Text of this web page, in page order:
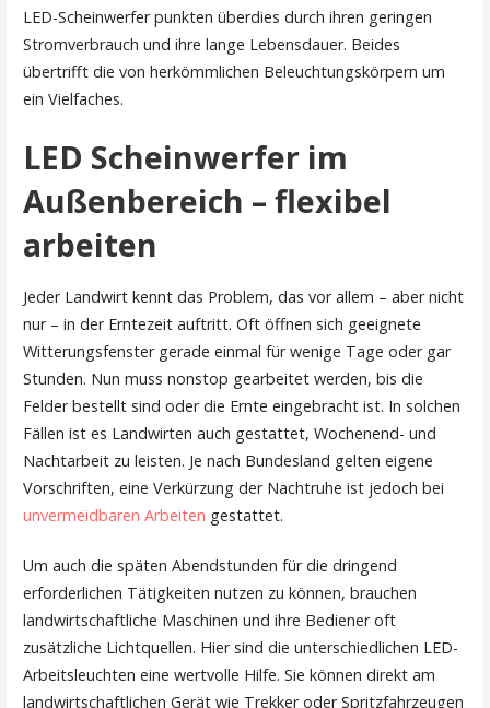
LED-Scheinwerfer punkten überdies durch ihren geringen
Stromverbrauch und ihre lange Lebensdauer. Beides
übertrifft die von herkömmlichen Beleuchtungskörpern um
ein Vielfaches.
LED Scheinwerfer im
Außenbereich – flexibel
arbeiten
Jeder Landwirt kennt das Problem, das vor allem – aber nicht
nur – in der Erntezeit auftritt. Oft öffnen sich geeignete
Witterungsfenster gerade einmal für wenige Tage oder gar
Stunden. Nun muss nonstop gearbeitet werden, bis die
Felder bestellt sind oder die Ernte eingebracht ist. In solchen
Fällen ist es Landwirten auch gestattet, Wochenend- und
Nachtarbeit zu leisten. Je nach Bundesland gelten eigene
Vorschriften, eine Verkürzung der Nachtruhe ist jedoch bei
unvermeidbaren Arbeiten gestattet.
Um auch die späten Abendstunden für die dringend
erforderlichen Tätigkeiten nutzen zu können, brauchen
landwirtschaftliche Maschinen und ihre Bediener oft
zusätzliche Lichtquellen. Hier sind die unterschiedlichen LED-
Arbeitsleuchten eine wertvolle Hilfe. Sie können direkt am
landwirtschaftlichen Gerät wie Trekker oder Spritzfahrzeugen